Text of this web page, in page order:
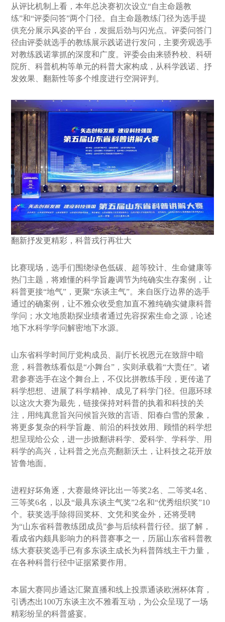
从评比机制上看，本年总决赛初次设立“自主命题教
练”和“评委问答”两个门径。自主命题教练门径为选手提
供充分展示风姿的平台，发掘后劲与闪光点。评委问答门
径由评委就选手的教练展示践诺进行发问，主要旁观选手
对教练践诺掌抓的深度和广度。评委会由来骄矜校、科研
院所、科普机构等单元的科普大家构成，从科学践诺、抒
发效果、翻新性等多个维度进行空洞评判。
翻新抒发更精彩，科普戎行再壮大
比赛现场，选手们围绕绿色低碳、超等狡计、生命健康等
热门主题，将难懂的科学旨趣调节为纯确实生存案例，让
科普更接“地气”，更聚“东谈主气”。来自医疗边界的选手
通过的确案例，让不雅众收受愈加直不雅纯确实健康科普
学问；水文地质勘探业绩者通过先容探索生命之源，论述
地下水科学学问解密地下水源。
山东省科学时间厅党构成员、副厅长祝恩元在致辞中暗
意，科普教练看似是“小舞台”，实则承载着“大责任”。诸
君参赛选手在这个舞台上，不仅比拼教练手段，更传递了
科学想想、进展了科学精神、成见了科学门径。但愿环球
以这次大赛为最先，链接保持对科普的执着和科技的关
注，用纯真意旨兴问候旨兴致的言语、阳春白雪的景象，
将更多复杂的科学旨趣、前沿的科技效用、顾惜的科学想
想呈现给公众，进一步掀翻讲科学、爱科学、学科学、用
科学的高兴，让科普之光点亮翻新沃土，让科技之花开放
皆鲁地面。
进程好坏角逐，大赛最终评比出一等奖2名、二等奖4名、
三等奖6名，以及“最具东谈主气奖”2名和“优秀组织奖”10
个。获奖选手除得回奖杯、文凭和奖金外，还将受聘
为“山东省科普教练团成员”参与后续科普行径。据了解，
看成省内颇具影响力的科普赛事之一，历届山东省科普教
练大赛获奖选手已有多东谈主成长为科普阵线主干力量，
在各种科普行径中证据紧要作用。
本届大赛同步通达汇聚直播和线上投票通谈欧洲杯体育，
引诱杰出100万东谈主次不雅看互动，为公众呈现了一场
精彩纷呈的科普盛宴。